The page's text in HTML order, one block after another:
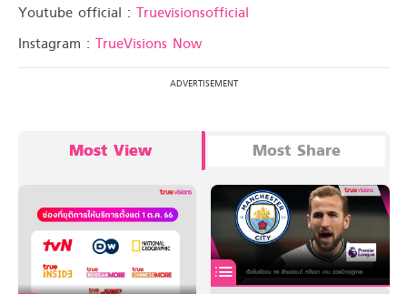
Youtube official : Truevisionsofficial
Instagram : TrueVisions Now
Most View Most Share